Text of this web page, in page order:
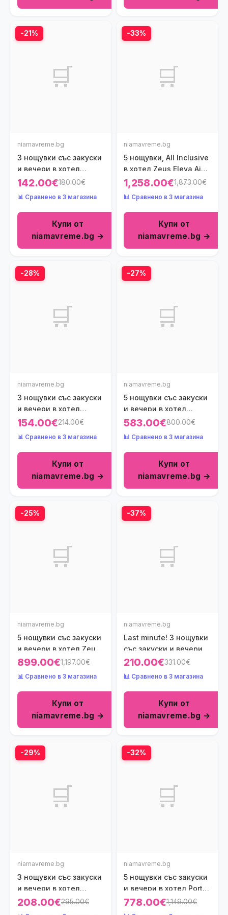
-21%
🛒
niamavreme.bg
3 нощувки със закуски
и вечери в хотел
Toroni Blue Sea 4*,
през Май и Юни! Деца
до 5.99г. - безплатно!
142.00€180.00€
📊 Сравнено в 3 магазина
Купи от
niamavreme.bg →
-33%
🛒
niamavreme.bg
5 нощувки, All Inclusive
в хотел Zeus Eleva Ajul
5*, Халкидики, Гърция
през Юли! Дете до
12.99г. - безплатно!
1,258.00€1,873.00€
📊 Сравнено в 3 магазина
Купи от
niamavreme.bg →
-28%
🛒
niamavreme.bg
3 нощувки със закуски
и вечери в хотел
Philoxenia 4*,
през Май и Юни! Дете
до 11.99г. - безплатно!
154.00€214.00€
📊 Сравнено в 3 магазина
Купи от
niamavreme.bg →
-27%
🛒
niamavreme.bg
5 нощувки със закуски
и вечери в хотел
Portes Beach 4*,
през Юли! Дете до
11.99г. - безплатно!
583.00€800.00€
📊 Сравнено в 3 магазина
Купи от
niamavreme.bg →
-25%
🛒
niamavreme.bg
5 нощувки със закуски
и вечери в хотел Zeus
Eleva Kassandra
Гърция през Юли!
899.00€1,197.00€
📊 Сравнено в 3 магазина
Купи от
niamavreme.bg →
-37%
🛒
niamavreme.bg
Last minute! 3 нощувки
със закуски и вечери в
хотел Ammon Zeus 5*,
през Май! Дете до
11.99г. - безплатно!
210.00€331.00€
📊 Сравнено в 3 магазина
Купи от
niamavreme.bg →
-29%
🛒
niamavreme.bg
3 нощувки със закуски
и вечери в хотел
Elinotel Apolamare 5*,
208.00€295.00€
-32%
🛒
niamavreme.bg
5 нощувки със закуски
и вечери в хотел Porto
Carras Meliton 5*,
778.00€1,149.00€